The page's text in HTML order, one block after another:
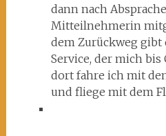
dann nach
Mitteilnehmerin
dem Zurückweg gibt
Service, der mich bis
dort fahre ich mit
und fliege mit dem